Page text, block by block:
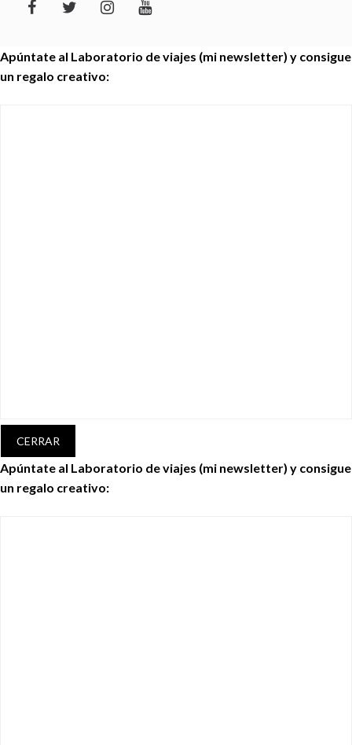
Apúntate al Laboratorio de viajes (mi newsletter) y consigue
un regalo creativo:
CERRAR
Apúntate al Laboratorio de viajes (mi newsletter) y consigue
un regalo creativo: